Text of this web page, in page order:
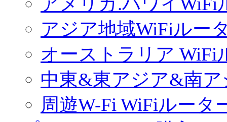
アジア地域WiFiルー
オーストラリア WiFi
中東&東アジア&南
周遊W-Fi WiFiルータ